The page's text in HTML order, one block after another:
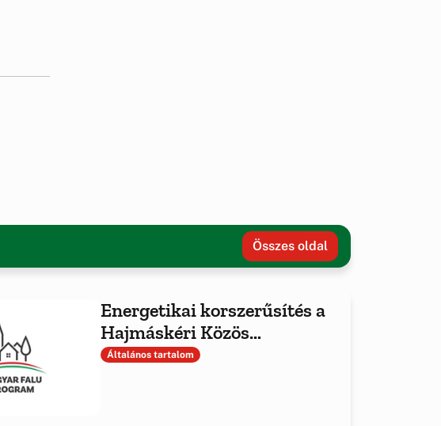
Összes oldal
Energetikai korszerűsítés a
Hajmáskéri Közös
Önkormányzati Hivatalnál
Általános tartalom